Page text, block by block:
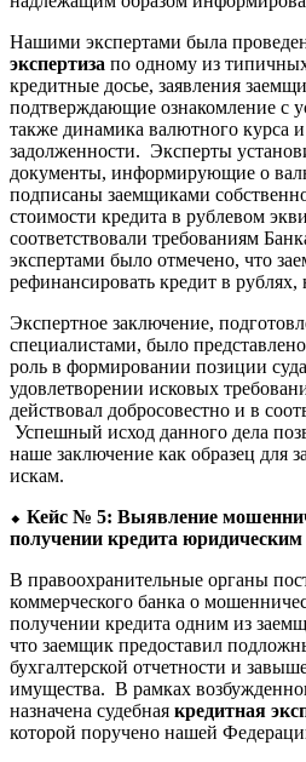
Нашими экспертами была
экспертиза по одному из
кредитные досье, заявления
подтверждающие ознакомление с
также динамика валютного курса
задолженности. Эксперты
документы, информирующие о
подписаны заемщиками
стоимости кредита в рублевом
соответствовали требованиям
экспертами было отмечено, что
рефинансировать кредит в рублях,
Экспертное заключение,
специалистами, было
роль в формировании позиции
удовлетворении исковых
действовал добросовестно и в
Успешный исход данного дела
наше заключение как образец для
искам.
⬥ Кейс № 5: Выявление
получении кредита
В правоохранительные органы
коммерческого банка о
получении кредита одним из
что заемщик предоставил
бухгалтерской отчетности и
имущества. В рамках
назначена судебная кредитная
которой поручено нашей